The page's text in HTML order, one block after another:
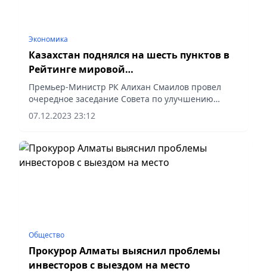
Экономика
Казахстан поднялся на шесть пунктов в
Рейтинге мировой
конкурентоспособности IMD и занял 37-е
место
Премьер-Министр РК Алихан Смаилов провел
очередное заседание Совета по улучшению
инвестиционного климата с участием
руководителей центральных госорганов, а также
07.12.2023 23:12
Общество
Прокурор Алматы выяснил проблемы
инвесторов с выездом на место